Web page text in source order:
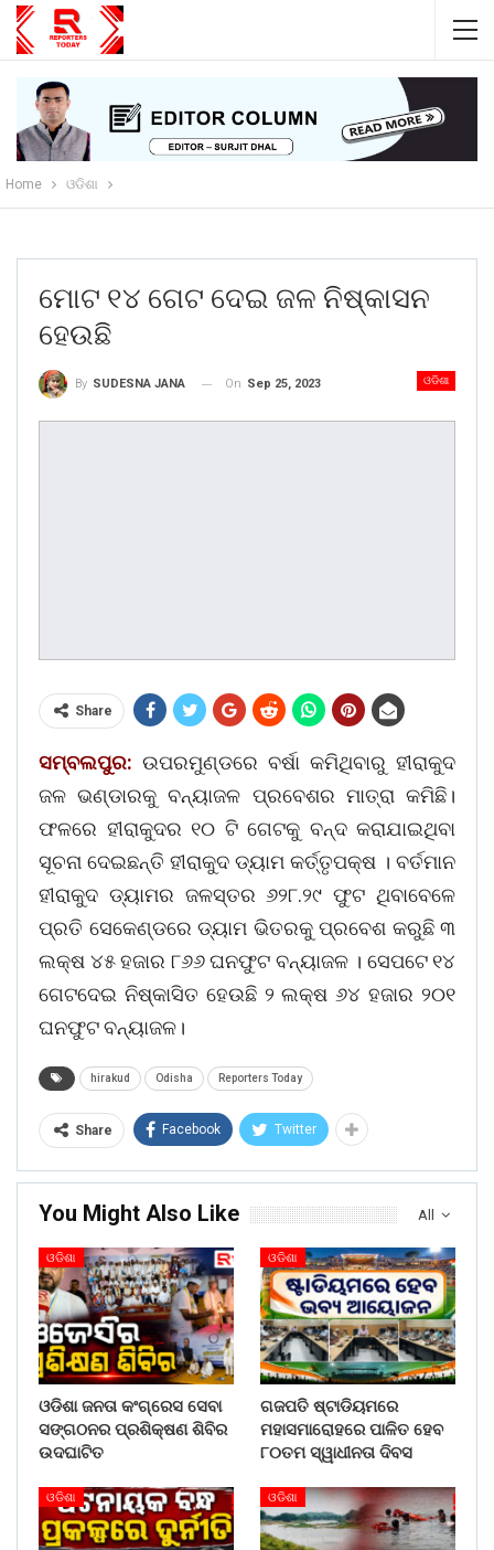
Home ଓଡିଶା
ମୋଟ ୧୪ ଗେଟ ଦେଇ ଜଳ ନିଷ୍କାସନ
ହେଉଛି
ଓଡିଶା
By SUDESNA JANA On Sep 25, 2023
Share
ସମ୍ବଲପୁର: ଉପରମୁଣ୍ଡରେ ବର୍ଷା କମିଥିବାରୁ ହୀରାକୁଦ
ଜଳ ଭଣ୍ଡାରକୁ ବନ୍ୟାଜଳ ପ୍ରବେଶର ମାତ୍ରା କମିଛି।
ଫଳରେ ହୀରାକୁଦର ୧୦ ଟି ଗେଟକୁ ବନ୍ଦ କରାଯାଇଥିବା
ସୂଚନା ଦେଇଛନ୍ତି ହୀରାକୁଦ ଡ୍ୟାମ କର୍ତ୍ତୃପକ୍ଷ । ବର୍ତମାନ
ହୀରାକୁଦ ଡ୍ୟାମର ଜଳସ୍ତର ୬୨୮.୨୯ ଫୁଟ ଥିବାବେଳେ
ପ୍ରତି ସେକେଣ୍ଡରେ ଡ୍ୟାମ ଭିତରକୁ ପ୍ରବେଶ କରୁଛି ୩
ଲକ୍ଷ ୪୫ ହଜାର ୮୬୬ ଘନଫୁଟ ବନ୍ୟାଜଳ । ସେପଟେ ୧୪
ଗେଟଦେଇ ନିଷ୍କାସିତ ହେଉଛି ୨ ଲକ୍ଷ ୬୪ ହଜାର ୨୦୧
ଘନଫୁଟ ବନ୍ୟାଜଳ।
hirakud Odisha Reporters Today
Share Facebook Twitter
All
You Might Also Like
ଓଡିଶା
ଓଡିଶା ଜନତା କଂଗ୍ରେସ ସେବା
ସଙ୍ଗଠନର ପ୍ରଶିକ୍ଷଣ ଶିବିର
ଉଦଘାଟିତ
ଓଡିଶା
ଗଜପତି ଷ୍ଟାଡିୟମରେ
ମହାସମାରୋହରେ ପାଳିତ ହେବ
୮୦ତମ ସ୍ୱାଧୀନତା ଦିବସ
ଓଡିଶା ଓଡିଶା